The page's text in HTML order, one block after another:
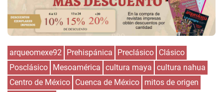
arqueomexe92 Prehispánica Preclásico Clásico
Posclásico Mesoamérica cultura maya cultura nahua
Centro de México Cuenca de México mitos de origen